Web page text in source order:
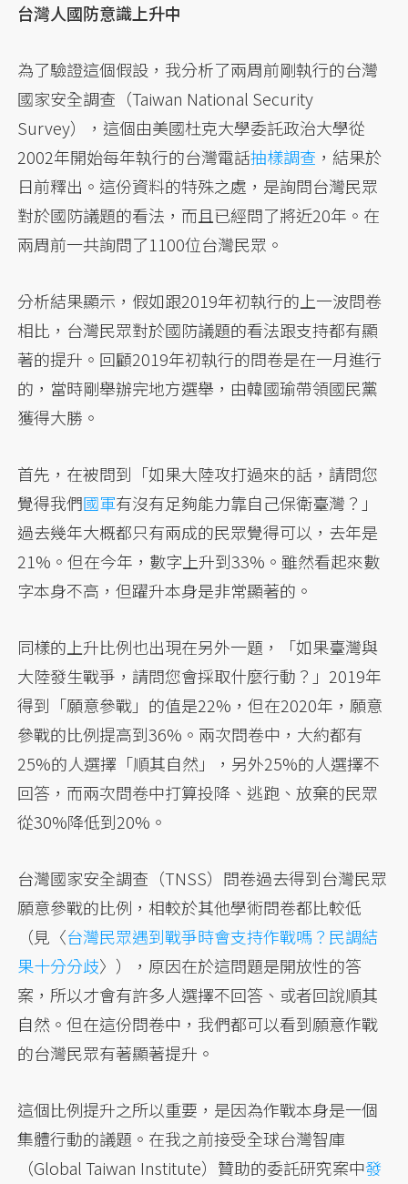
台灣人國防意識上升中
為了驗證這個假設，我分析了兩周前剛執行的台灣
國家安全調查（Taiwan National Security
Survey），這個由美國杜克大學委託政治大學從
2002年開始每年執行的台灣電話抽樣調查 ，結果於
日前釋出。這份資料的特殊之處，是詢問台灣民眾
對於國防議題的看法，而且已經問了將近20年。在
兩周前一共詢問了1100位台灣民眾。
分析結果顯示，假如跟2019年初執行的上一波問卷
相比，台灣民眾對於國防議題的看法跟支持都有顯
著的提升。回顧2019年初執行的問卷是在一月進行
的，當時剛舉辦完地方選舉，由韓國瑜帶領國民黨
獲得大勝。
首先，在被問到「如果大陸攻打過來的話，請問您
覺得我們國軍有沒有足夠能力靠自己保衛臺灣？」
過去幾年大概都只有兩成的民眾覺得可以，去年是
21%。但在今年，數字上升到33%。雖然看起來數
字本身不高，但躍升本身是非常顯著的。
同樣的上升比例也出現在另外一題，「如果臺灣與
大陸發生戰爭，請問您會採取什麼行動？」2019年
得到「願意參戰」的值是22%，但在2020年，願意
參戰的比例提高到36%。兩次問卷中，大約都有
25%的人選擇「順其自然」，另外25%的人選擇不
回答，而兩次問卷中打算投降、逃跑、放棄的民眾
從30%降低到20%。
台灣國家安全調查（TNSS）問卷過去得到台灣民眾
願意參戰的比例，相較於其他學術問卷都比較低
（見〈台灣民眾遇到戰爭時會支持作戰嗎？民調結
果十分分歧〉），原因在於這問題是開放性的答
案，所以才會有許多人選擇不回答、或者回說順其
自然。但在這份問卷中，我們都可以看到願意作戰
的台灣民眾有著顯著提升。
這個比例提升之所以重要，是因為作戰本身是一個
集體行動的議題。在我之前接受全球台灣智庫
（Global Taiwan Institute）贊助的委託研究案中發